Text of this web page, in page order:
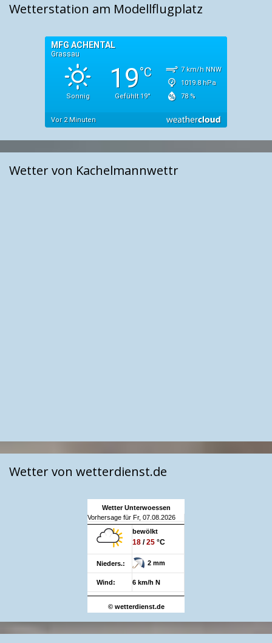
Wetterstation am Modellflugplatz
Wetter von Kachelmannwettr
Wetter von wetterdienst.de
Wetter Unterwoessen
Vorhersage für Fr, 07.08.2026
bewölkt
18 /25 °C
Nieders.: 2 mm
Wind: 6 km/h N
© wetterdienst.de